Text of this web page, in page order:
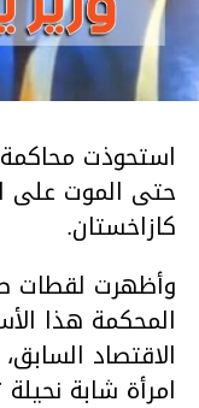
استحوذت
حتى الموت على
كازاخستان.
وأظهرت لقطات
المحكمة هذا
الاقتصاد
امرأة شابة